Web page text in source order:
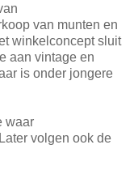
van munten en
winkelconcept sluit
aan vintage en
is onder jongere
waar
volgen ook de